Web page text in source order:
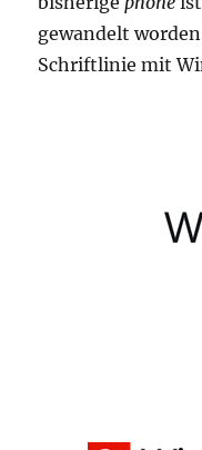
gewandelt
Schriftlinie mit